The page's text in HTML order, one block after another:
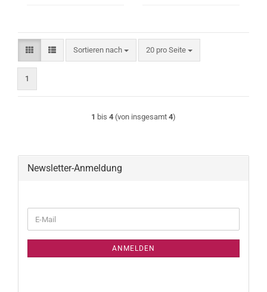
Sortieren nach
Sortieren nach 20 pro Seite
pro Seite
1
1 bis 4 (von insgesamt 4)
Newsletter-Anmeldung
ZUR
E-
Mail
ANMELDEN